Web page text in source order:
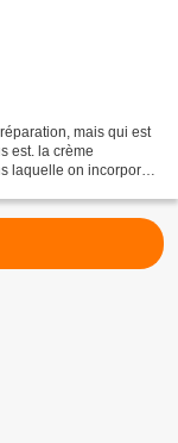
mais qui est
est. la crème
laquelle on incorpore